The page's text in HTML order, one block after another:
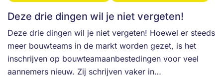
Deze drie dingen wil je niet vergeten!
Deze drie dingen wil je niet vergeten! Hoewel er steeds
meer bouwteams in de markt worden gezet, is het
inschrijven op bouwteamaanbestedingen voor veel
aannemers nieuw. Zij schrijven vaker in…